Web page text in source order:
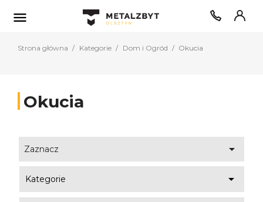

Strona główna Kategorie Dom i Ogród Okucia
Okucia
Zaznacz 
Kategorie 